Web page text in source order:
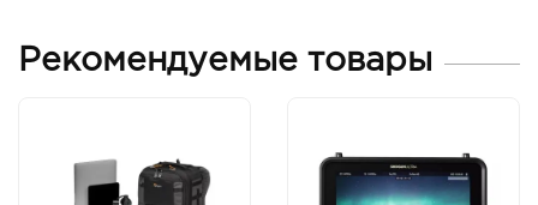
Рекомендуемые товары